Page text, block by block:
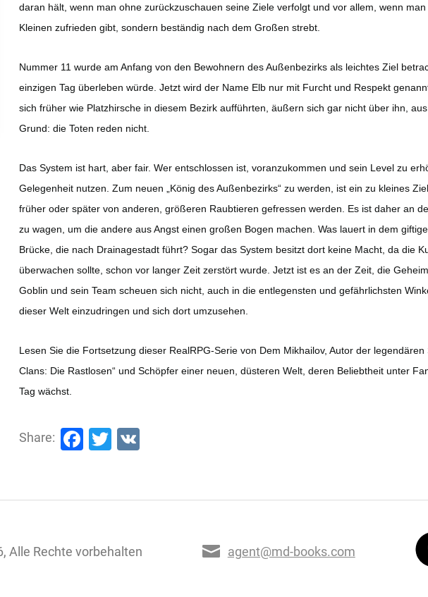
daran hält, wenn man ohne zurückzuschauen seine Ziele verfolgt und vor allem, wenn
Kleinen zufrieden gibt, sondern beständig nach dem Großen strebt.
Nummer 11 wurde am Anfang von den Bewohnern des Außenbezirks als leichtes Ziel
einzigen Tag überleben würde. Jetzt wird der Name Elb nur mit Furcht und Respekt
sich früher wie Platzhirsche in diesem Bezirk aufführten, äußern sich gar nicht über ihn,
Grund: die Toten reden nicht.
Das System ist hart, aber fair. Wer entschlossen ist, voranzukommen und sein Level zu
Gelegenheit nutzen. Zum neuen „König des Außenbezirks“ zu werden, ist ein zu kleines
früher oder später von anderen, größeren Raubtieren gefressen werden. Es ist daher an
zu wagen, um die andere aus Angst einen großen Bogen machen. Was lauert in dem
Brücke, die nach Drainagestadt führt? Sogar das System besitzt dort keine Macht, da die
überwachen sollte, schon vor langer Zeit zerstört wurde. Jetzt ist es an der Zeit, die
Goblin und sein Team scheuen sich nicht, auch in die entlegensten und gefährlichsten
dieser Welt einzudringen und sich dort umzusehen.
Lesen Sie die Fortsetzung dieser RealRPG-Serie von Dem Mikhailov, Autor der legendären
Clans: Die Rastlosen“ und Schöpfer einer neuen, düsteren Welt, deren Beliebtheit unter
Tag wächst.
Share: Facebook
Twitter
Alle Rechte vorbehalten agent@md-books.com